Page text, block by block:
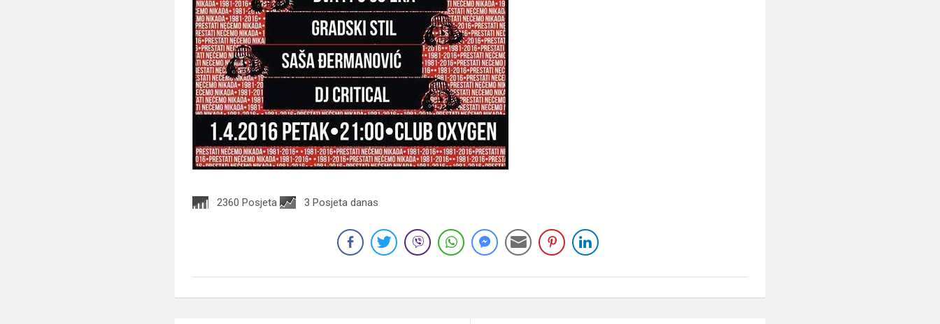
2360 Posjeta 3 Posjeta danas